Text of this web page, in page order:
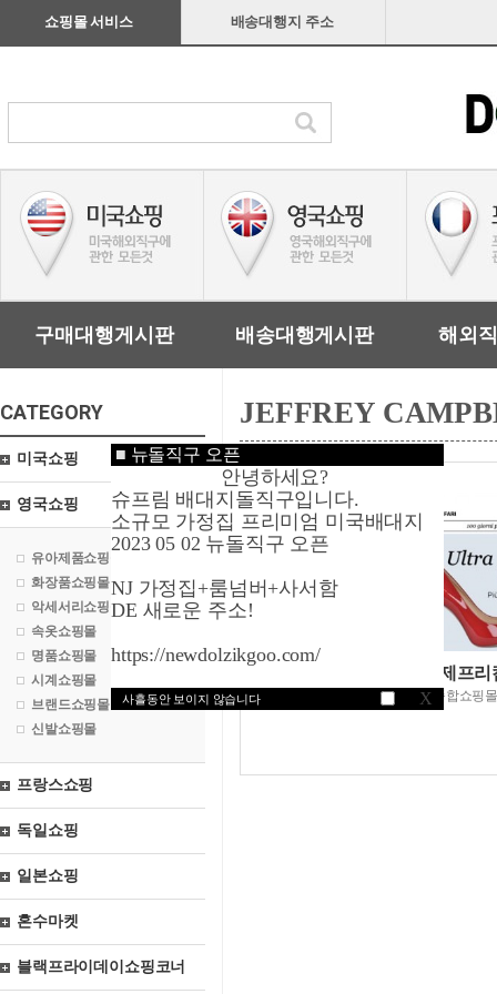
■ 뉴돌직구 오픈
안녕하세요?
슈프림 배대지돌직구입니다.
소규모 가정집 프리미엄 미국배대지
2023 05 02 뉴돌직구 오픈
NJ 가정집+룸넘버+사서함
DE 새로운 주소!
https://newdolzikgoo.com/
사흘동안 보이지 않습니다 X
쇼핑몰 서비스 배송대행지 주소
구매대행게시판 배송대행게시판 해외
CATEGORY
미국쇼핑
영국쇼핑
유아제품쇼핑몰
화장품쇼핑몰
악세서리쇼핑몰
속옷쇼핑몰
명품쇼핑몰
시계쇼핑몰
브랜드쇼핑몰
신발쇼핑몰
프랑스쇼핑
독일쇼핑
일본쇼핑
혼수마켓
블랙프라이데이쇼핑코너
JEFFREY
사렌자닷유케이/제프리
유명브랜드슈즈종합쇼핑